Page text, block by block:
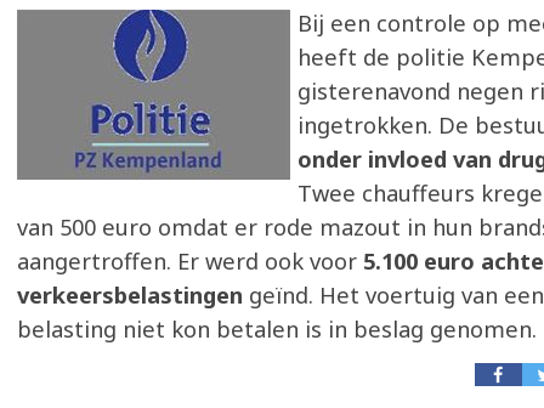
Bij een controle op
heeft de politie
gisterenavond negen
ingetrokken. De
onder invloed van
Twee chauffeurs
van 500 euro omdat er rode mazout in hun
aangertroffen. Er werd ook voor 5.100 euro
verkeersbelastingen geïnd. Het voertuig van
belasting niet kon betalen is in beslag genomen.